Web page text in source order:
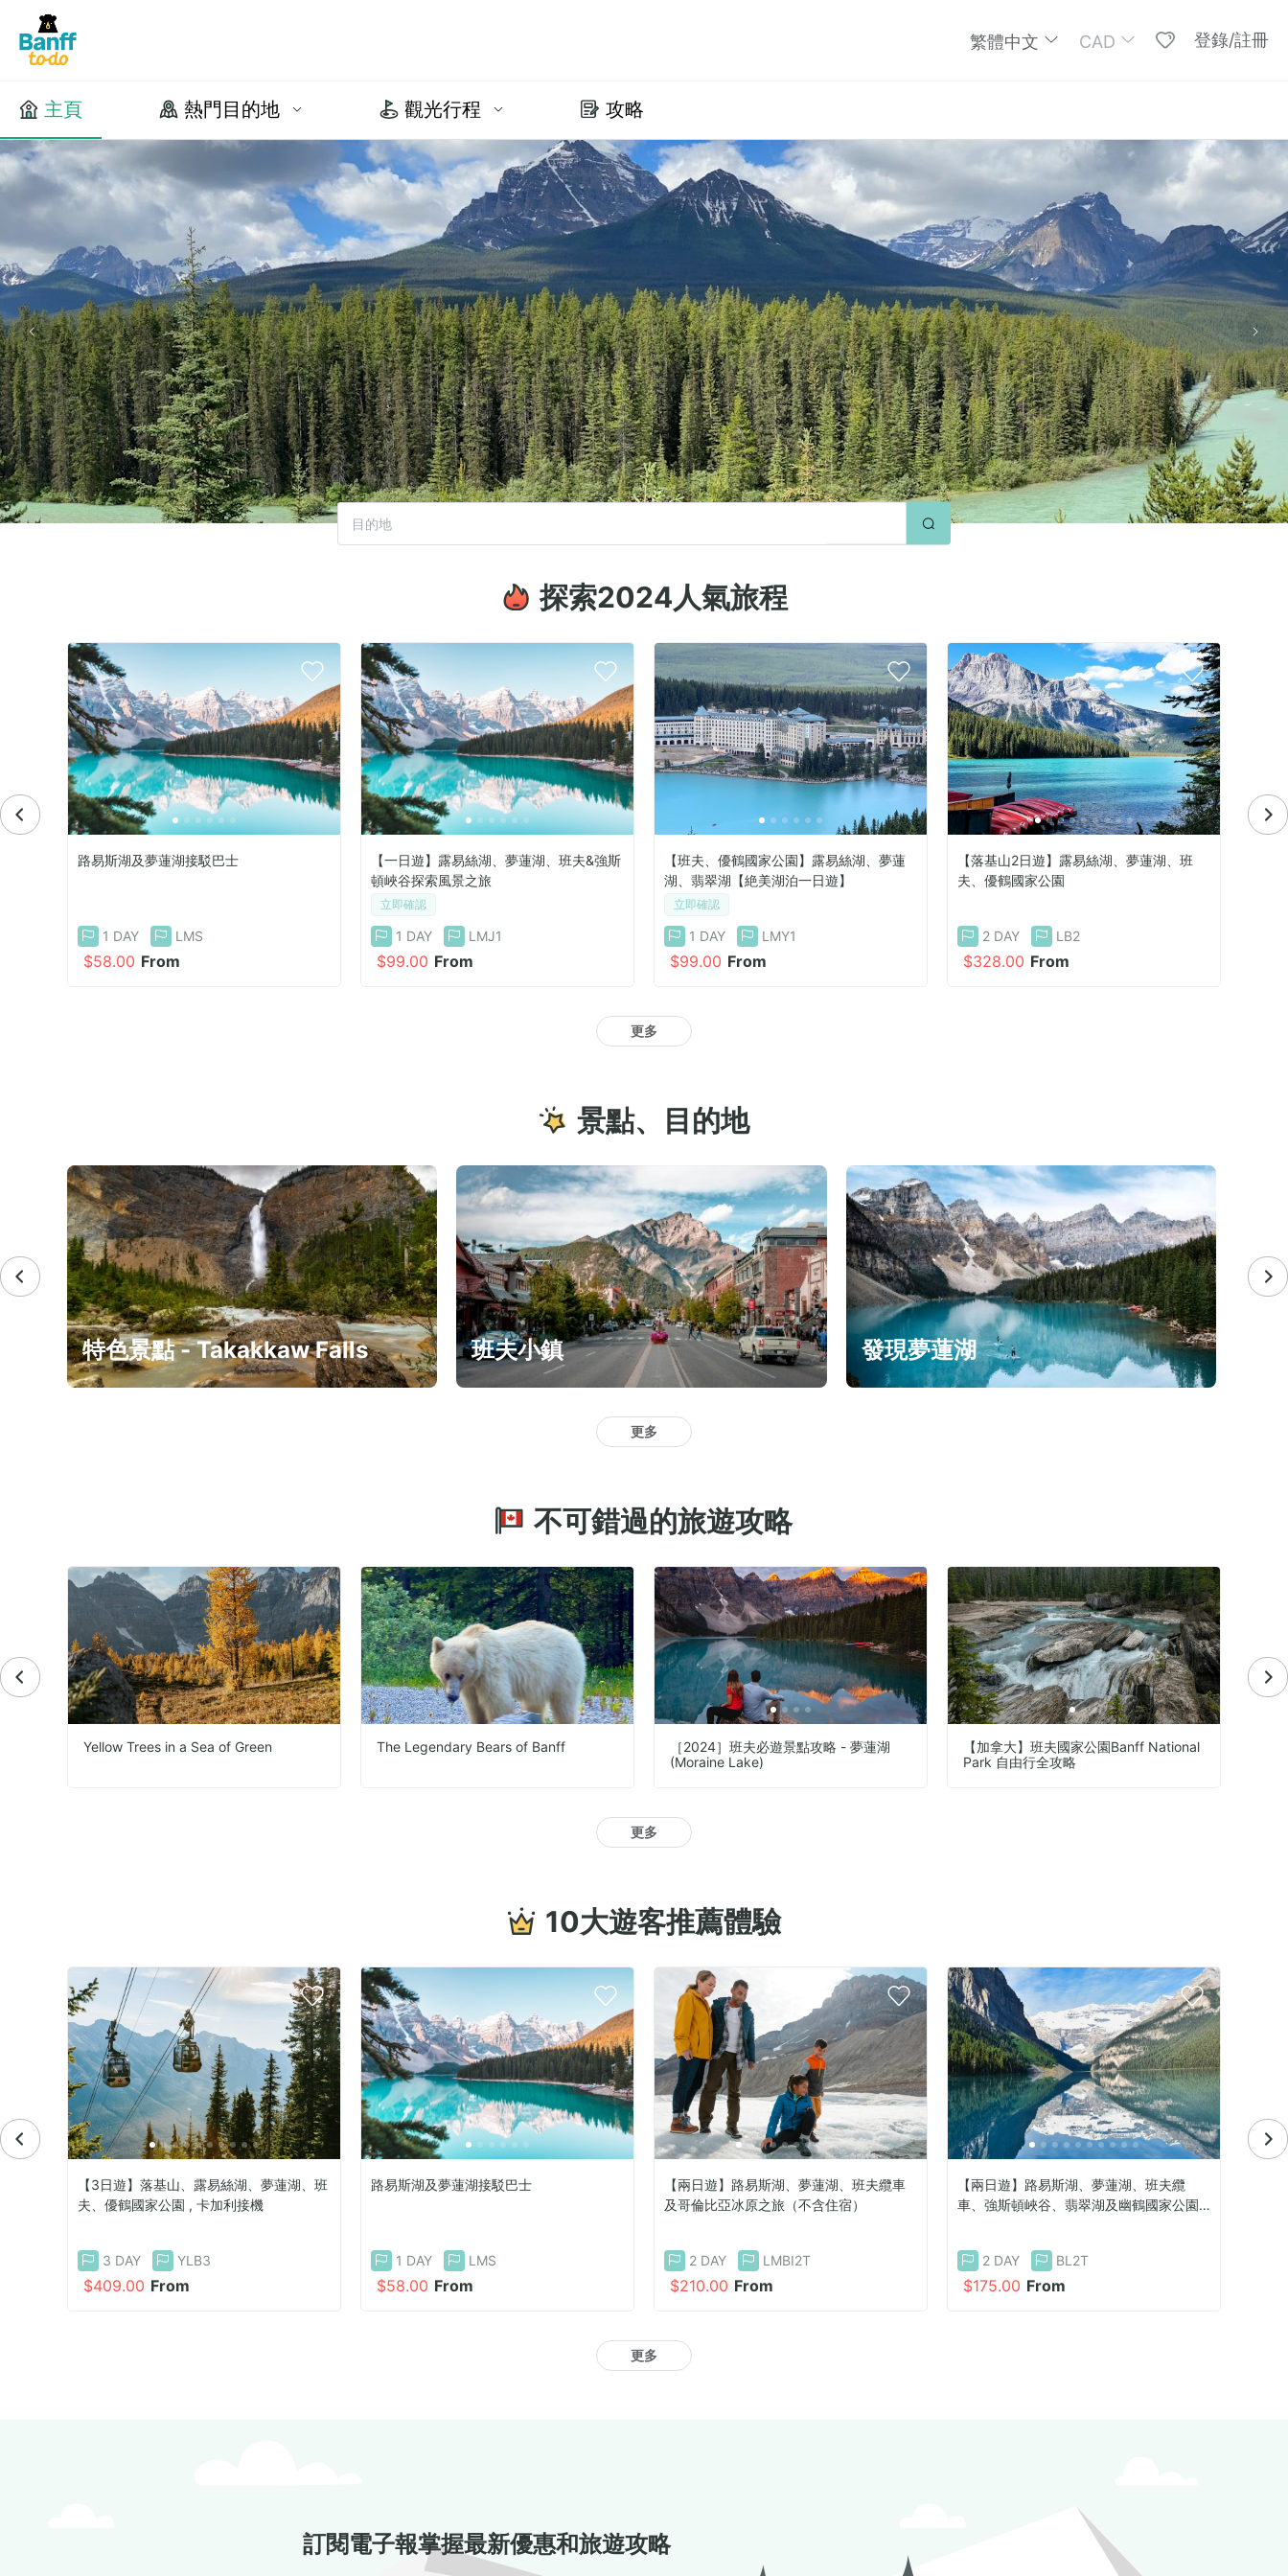
繁體中文 CAD 登錄/註冊
主頁 熱門目的地 觀光行程 攻略
探索2024人氣旅程
路易斯湖及夢蓮湖接駁巴士
1 DAY LMS
$58.00 From
【一日遊】露易絲湖、夢蓮湖、班夫&強斯
頓峽谷探索風景之旅
立即確認
1 DAY LMJ1
$99.00 From
【班夫、優鶴國家公園】露易絲湖、夢蓮
湖、翡翠湖【絶美湖泊一日遊】
立即確認
1 DAY LMY1
$99.00 From
【落基山2日遊】露易絲湖、夢蓮湖、班
夫、優鶴國家公園
2 DAY LB2
$328.00 From
更多
景點、目的地
特色景點 - Takakkaw Falls 班夫小鎮 發現夢蓮湖
更多
不可錯過的旅遊攻略
Yellow Trees in a Sea of Green The Legendary Bears of Banff
［2024］班夫必遊景點攻略 - 夢蓮湖
(Moraine Lake)
【加拿大】班夫國家公園Banff National
Park 自由行全攻略
更多
10大遊客推薦體驗
【3日遊】落基山、露易絲湖、夢蓮湖、班
夫、優鶴國家公園 , 卡加利接機
3 DAY YLB3
$409.00 From
路易斯湖及夢蓮湖接駁巴士
1 DAY LMS
$58.00 From
【兩日遊】路易斯湖、夢蓮湖、班夫纜車
及哥倫比亞冰原之旅（不含住宿）
2 DAY LMBI2T
$210.00 From
【兩日遊】路易斯湖、夢蓮湖、班夫纜
車、強斯頓峽谷、翡翠湖及幽鶴國家公園
2 DAY BL2T
$175.00 From
更多
訂閱電子報掌握最新優惠和旅遊攻略